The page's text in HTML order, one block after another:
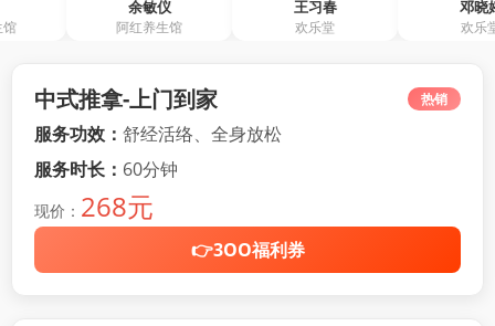
阿红养生馆
中式推拿-上门到家 热销
服务功效： 舒经活络、全身放松
服务时长： 60分钟
现价： 268元
👉3OO福利券